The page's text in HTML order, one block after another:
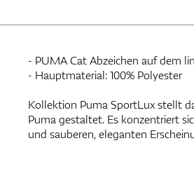
- PUMA Cat Abzeichen auf dem
- Hauptmaterial: 100% Polyester
Kollektion Puma SportLux stellt
Puma gestaltet. Es konzentriert
und sauberen, eleganten